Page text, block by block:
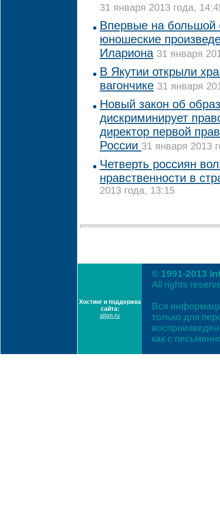
31 января 2013 года,
Впервые на большой
юношеские
Илариона 31 января
В Якутии открыли
вагончике 31 января
Новый закон об
дискриминирует
директор первой
России 31 января 2013
Четверть россиян
нравственности в
2013 года, 13:15
Хостинг и поддержка
сайта:
allgn.ru
© 1991-2013
All rights
Вся
только для
как с